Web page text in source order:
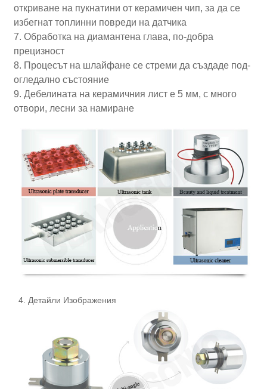
откриване на пукнатини от керамичен чип, за да се
избегнат топлинни повреди на датчика
7. Обработка на диамантена глава, по-добра
прецизност
8. Процесът на шлайфане се стреми да създаде под-
огледално състояние
9. Дебелината на керамичния лист е 5 мм, с много
отвори, лесни за намиране
4. Детайли Изображения